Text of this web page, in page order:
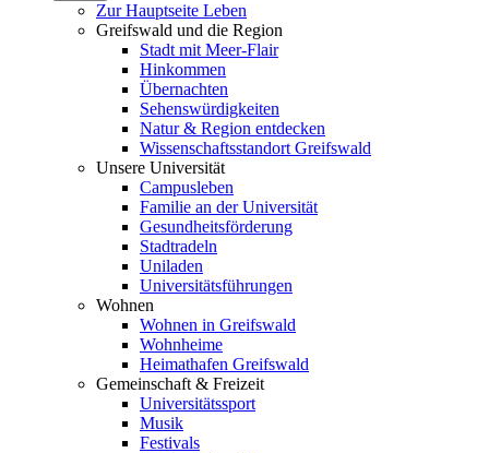
Zur Hauptseite Leben
Greifswald und die Region
Stadt mit Meer-Flair
Hinkommen
Übernachten
Sehenswürdigkeiten
Natur & Region entdecken
Wissenschaftsstandort Greifswald
Unsere Universität
Campusleben
Familie an der Universität
Gesundheitsförderung
Stadtradeln
Uniladen
Universitätsführungen
Wohnen
Wohnen in Greifswald
Wohnheime
Heimathafen Greifswald
Gemeinschaft & Freizeit
Universitätssport
Musik
Festivals